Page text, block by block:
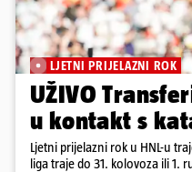
LJETNI PRIJELAZNI ROK
UŽIVO
u kontakt s
Ljetni prijelazni rok u HNL-u
liga traje do 31. kolovoza ili 1.